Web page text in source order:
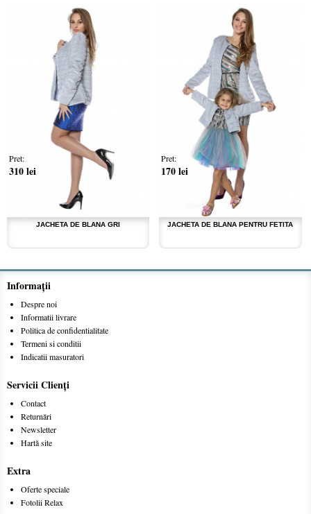
JACHETA DE BLANA GRI
Pret:
310 lei
JACHETA DE BLANA PENTRU FETITA
Pret:
170 lei
Informaţii
Despre noi
Informatii livrare
Politica de confidentialitate
Termeni si conditii
Indicatii masuratori
Servicii Clienţi
Contact
Returnări
Newsletter
Hartă site
Extra
Oferte speciale
Fotolii Relax